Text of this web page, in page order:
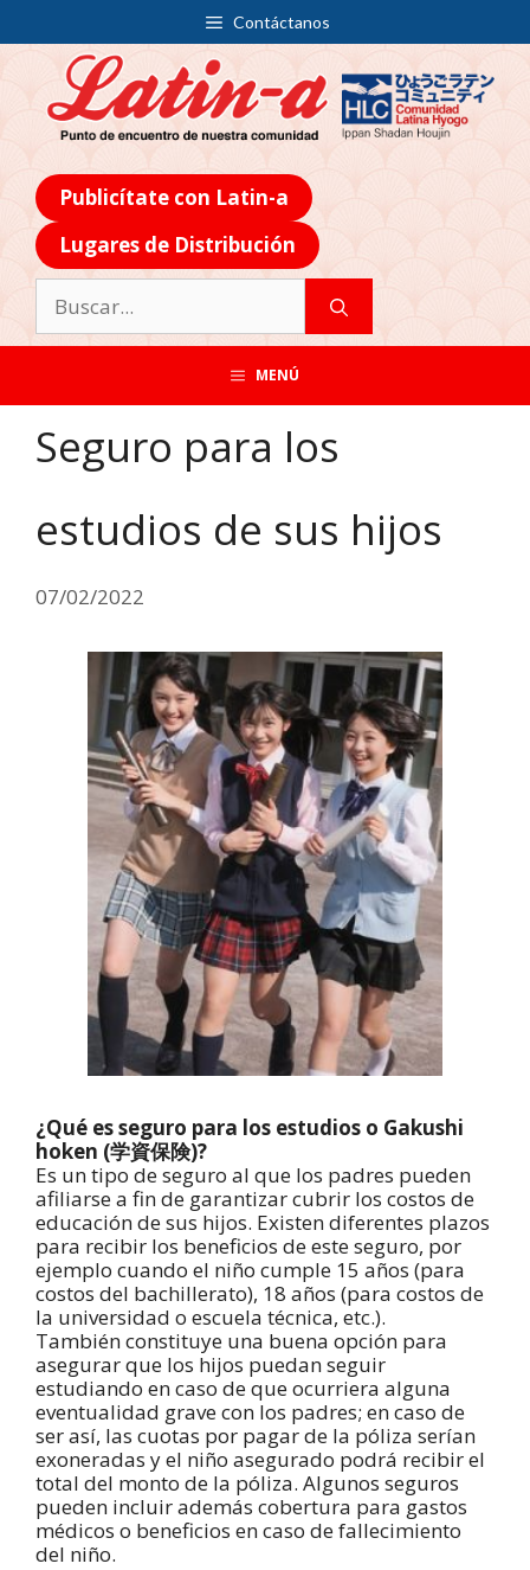
Contáctanos
Publicítate con Latin-a
Lugares de Distribución
MENÚ
Seguro para los
estudios de sus hijos
07/02/2022
¿Qué es seguro para los estudios o Gakushi
hoken (学資保険)?
Es un tipo de seguro al que los padres pueden
afiliarse a fin de garantizar cubrir los costos de
educación de sus hijos. Existen diferentes plazos
para recibir los beneficios de este seguro, por
ejemplo cuando el niño cumple 15 años (para
costos del bachillerato), 18 años (para costos de
la universidad o escuela técnica, etc.).
También constituye una buena opción para
asegurar que los hijos puedan seguir
estudiando en caso de que ocurriera alguna
eventualidad grave con los padres; en caso de
ser así, las cuotas por pagar de la póliza serían
exoneradas y el niño asegurado podrá recibir el
total del monto de la póliza. Algunos seguros
pueden incluir además cobertura para gastos
médicos o beneficios en caso de fallecimiento
del niño.